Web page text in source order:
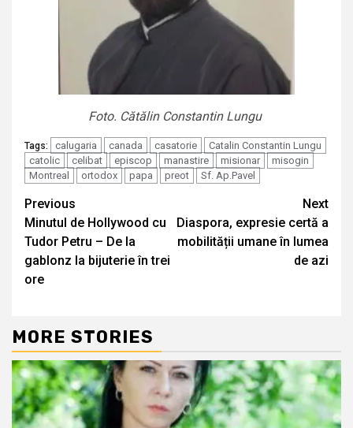
Foto. Cătălin Constantin Lungu
Tags: calugaria canada casatorie
Catalin Constantin Lungu
catolic
celibat episcop manastire misionar
misogin
Montreal
ortodox papa preot Sf. Ap.Pavel
Continue
Reading
Previous
Minutul de Hollywood cu
Tudor Petru – De la
gablonz la bijuterie în trei
ore
Next
Diaspora, expresie certă a
mobilității umane în lumea
de azi
MORE STORIES